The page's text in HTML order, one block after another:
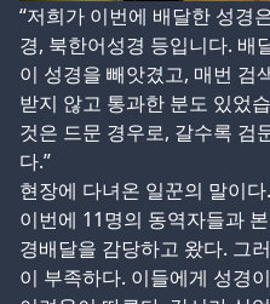
“저희가 이번에 배달한 성경
경, 북한어성경 등입니다. 배
이 성경을 빼앗겼고, 매번 검
받지 않고 통과한 분도 있었
것은 드문 경우로, 갈수록 검
다.”
현장에 다녀온 일꾼의 말이다.
이번에 11명의 동역자들과
경배달을 감당하고 왔다. 그
이 부족하다. 이들에게 성경